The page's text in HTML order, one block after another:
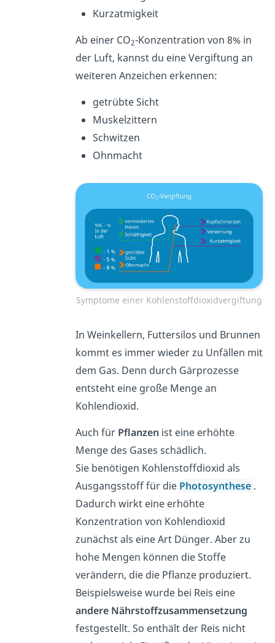
Kurzatmigkeit
Ab einer CO2-Konzentration von 8% in
der Luft, kannst du eine Vergiftung an
weiteren Anzeichen erkennen:
getrübte Sicht
Muskelzittern
Schwitzen
Ohnmacht
Symptome einer Kohlenstoffdioxidvergiftung
In Weinkellern, Futtersilos und Brunnen
kommt es immer wieder zu Unfällen mit
dem Gas. Denn durch Gärprozesse
entsteht eine große Menge an
Kohlendioxid.
Auch für Pflanzen ist eine erhöhte
Menge des Gases schädlich.
Sie benötigen Kohlenstoffdioxid als
Ausgangsstoff für die Photosynthese .
Dadurch wirkt eine erhöhte
Konzentration von Kohlendioxid
zunächst als eine Art Dünger. Aber zu
hohe Mengen können die Stoffe
verändern, die die Pflanze produziert.
Beispielsweise wurde bei Reis eine
andere Nährstoffzusammensetzung
festgestellt. So enthält der Reis nicht